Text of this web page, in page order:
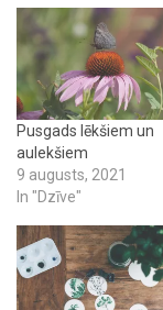
Pusgads lēkšiem un
aulekšiem
9 augusts, 2021
In "Dzīve"